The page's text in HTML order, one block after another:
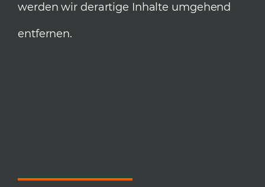
werden wir derartige Inhalte umgehend
entfernen.